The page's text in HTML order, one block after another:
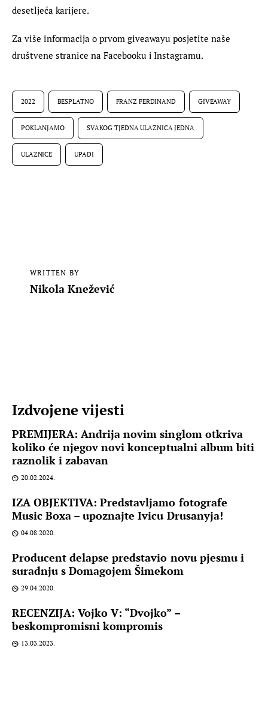
desetljeća karijere.
Za više informacija o prvom giveawayu posjetite naše
društvene stranice na Facebooku i Instagramu.
2022 BESPLATNO FRANZ FERDINAND GIVEAWAY
POKLANJAMO SVAKOG TJEDNA ULAZNICA JEDNA
ULAZNICE UPADI
WRITTEN BY
Nikola Knežević
Izdvojene vijesti
PREMIJERA: Andrija novim singlom otkriva
koliko će njegov novi konceptualni album biti
raznolik i zabavan
20.02.2024.
IZA OBJEKTIVA: Predstavljamo fotografe
Music Boxa – upoznajte Ivicu Drusanyja!
04.08.2020.
Producent delapse predstavio novu pjesmu i
suradnju s Domagojem Šimekom
29.04.2020.
RECENZIJA: Vojko V: “Dvojko” –
beskompromisni kompromis
13.03.2023.